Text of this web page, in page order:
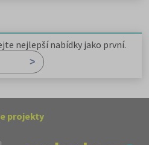
nejlepší nabídky jako první.
projekty